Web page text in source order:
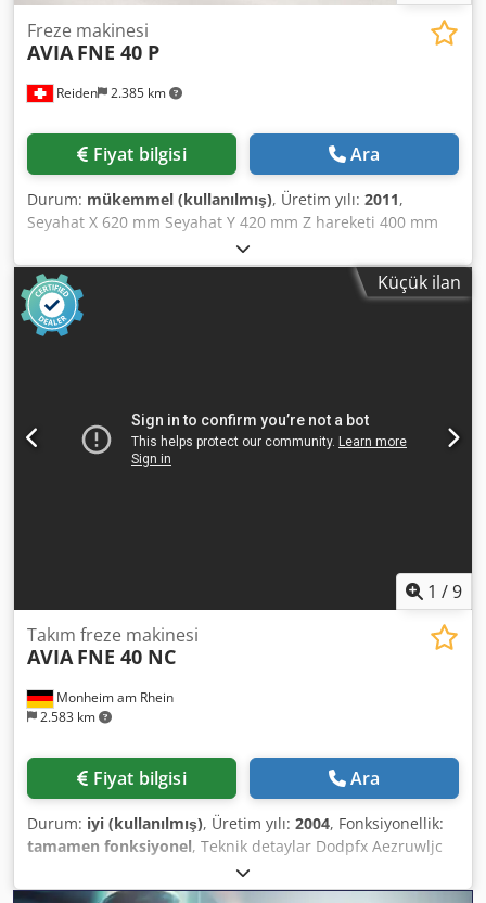
Reiden 2.385 km
Freze makinesi
AVIA FNE 40 P
Fiyat bilgisi Ara
Durum: mükemmel (kullanılmış), Üretim yılı: 2011,
Seyahat X 620 mm Seyahat Y 420 mm Z hareketi 400 mm
Masa ölçüsü 800 x 400 mm ISO 40 (DIN 69871A) Masa ile
mil burnu arasındaki mesafe 500 Mil hızları 4000/8000 rpm
Dcodpfx Aewnbrdec Iek Matkap ucu stroğu: 80 mm Bilyalı
vidalar a. Akslar Hızlı geçişler X,Y,Z 5,5,4 (m/dak) Güç
KW 10,5 (13,7) Alet sıkıştırma: Hidrolik Boyutlar UxGxY
Küçük ilan
1 /9
Monheim am Rhein
2.583 km
Takım freze makinesi
AVIA FNE 40 NC
Fiyat bilgisi Ara
Durum: iyi (kullanılmış), Üretim yılı: 2004, Fonksiyonellik:
tamamen fonksiyonel, Teknik detaylar Dodpfx Aezruwljc
Isck X-eksen hareketi 620 mm Y-eksen hareketi 420 mm Z-
eksen hareketi 400 mm Kontrol ünitesi Heidenhain TNC